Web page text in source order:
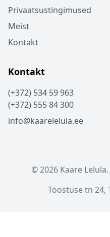
Privaatsustingimused
Meist
Kontakt
Kontakt
(+372) 534 59 963
(+372) 555 84 300
info@kaarelelula.ee
© 2026 Kaare
Tööstuse tn 24,